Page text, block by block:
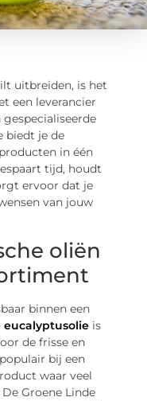
uitbreiden, is het
een leverancier
gespecialiseerde
biedt je de
in één
tijd, houdt
ervoor dat je
van jouw
oliën
binnen een
eucalyptusolie is
de frisse en
bij een
waar veel
Groene Linde